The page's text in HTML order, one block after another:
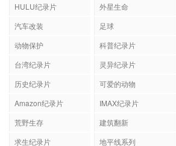
HULU纪录片
外星生命
汽车改装
足球
动物保护
科普纪录片
台湾纪录片
灵异纪录片
历史纪录片
可爱的动物
Amazon纪录片
IMAX纪录片
荒野生存
建筑翻新
求生纪录片
地平线系列